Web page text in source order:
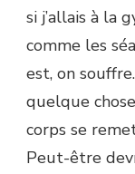
si j’allais à la
comme les
est, on
quelque
corps se
Peut-être